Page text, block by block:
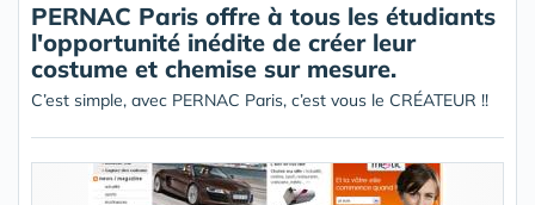
PERNAC Paris offre à tous les étudiants
l'opportunité inédite de créer leur
costume et chemise sur mesure.
C’est simple, avec PERNAC Paris, c’est vous le CRÉATEUR !!